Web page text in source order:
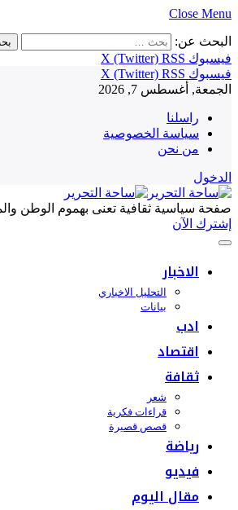
Close Menu
البحث عن:
فيسبوك
X (Twitter) RSS
فيسبوك
X (Twitter) RSS
الجمعة, أغسطس 7, 2026
راسلنا
سياسة الخصوصية
من نحن
الدخول
صفحة سياسية ثقافية تعنى بهموم الوطن
إشترك الآن
الاخبار
التحليل الاخباري
بيانات
ادب
اقتصاد
ثقافة
شعر
قراءات فكرية
قصص قصيرة
رياضة
فيديو
مقال اليوم